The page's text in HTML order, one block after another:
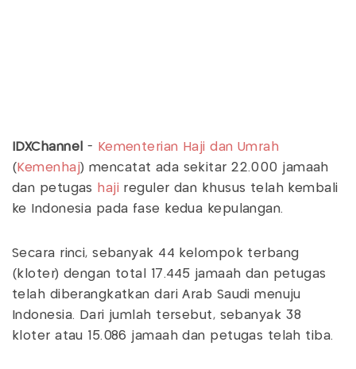
IDXChannel -
Kementerian Haji dan Umrah
( Kemenhaj) mencatat ada sekitar 22.000 jamaah
dan petugas
haji reguler dan khusus telah kembali
ke Indonesia pada fase kedua kepulangan.
Secara rinci, sebanyak 44 kelompok terbang
(kloter) dengan total 17.445 jamaah dan petugas
telah diberangkatkan dari Arab Saudi menuju
Indonesia. Dari jumlah tersebut, sebanyak 38
kloter atau 15.086 jamaah dan petugas telah tiba.